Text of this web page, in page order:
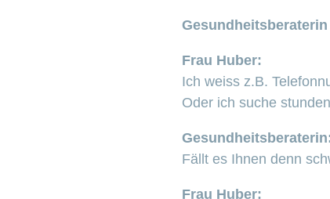
Frau Huber:
Ich weiss z.B.
Oder ich suche
Fällt es Ihnen denn
Frau Huber: